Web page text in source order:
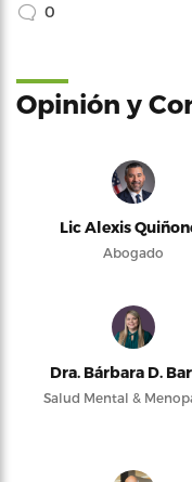
0
Opinión y
Lic Alexis
Abogado
Dra. Bárbara D.
Salud Mental &